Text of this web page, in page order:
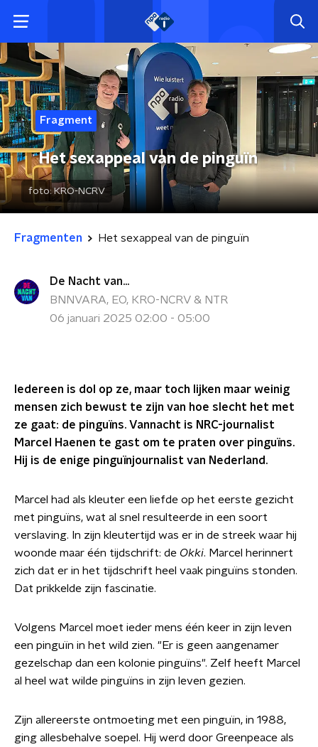
Fragment
Het sexappeal van de pinguïn
foto:KRO-NCRV
Fragmenten Het sexappeal van de pinguïn
De Nacht van...
BNNVARA, EO, KRO-NCRV & NTR
06 januari 2025 02:00 - 05:00
Iedereen is dol op ze, maar toch lijken maar weinig
mensen zich bewust te zijn van hoe slecht het met
ze gaat: de pinguïns. Vannacht is NRC-journalist
Marcel Haenen te gast om te praten over pinguïns.
Hij is de enige pinguïnjournalist van Nederland.
Marcel had als kleuter een liefde op het eerste gezicht
met pinguïns, wat al snel resulteerde in een soort
verslaving. In zijn kleutertijd was er in de streek waar hij
woonde maar één tijdschrift: de Okki. Marcel herinnert
zich dat er in het tijdschrift heel vaak pinguïns stonden.
Dat prikkelde zijn fascinatie.
Volgens Marcel moet ieder mens één keer in zijn leven
een pinguïn in het wild zien. "Er is geen aangenamer
gezelschap dan een kolonie pinguïns". Zelf heeft Marcel
al heel wat wilde pinguïns in zijn leven gezien.
Zijn allereerste ontmoeting met een pinguïn, in 1988,
ging allesbehalve soepel. Hij werd door Greenpeace als